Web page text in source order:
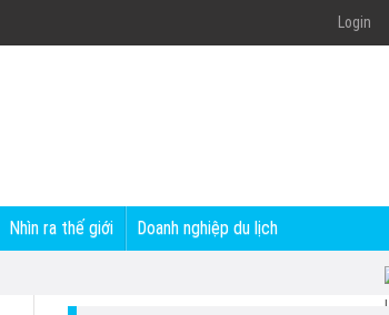
Login
Nhìn ra thế giới Doanh nghiệp du lịch